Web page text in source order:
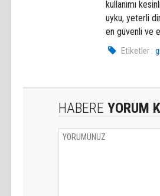
kullanımı
uyku, yeterli
en güvenli ve
Etiketler :
HABERE YORUM